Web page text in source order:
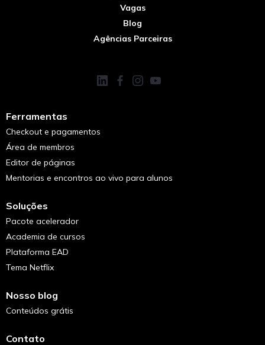
Vagas
Blog
Agências Parceiras
Ferramentas
Checkout e pagamentos
Área de membros
Editor de páginas
Mentorias e encontros ao vivo para alunos
Soluções
Pacote acelerador
Academia de cursos
Plataforma EAD
Tema Netflix
Nosso blog
Conteúdos grátis
Contato